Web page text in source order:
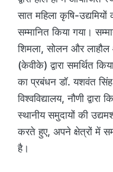
सात महिला कृषि-उद्यमियों
सम्मानित किया गया।
शिमला, सोलन और लाहौल
(केवीके) द्वारा समर्थित
का प्रबंधन डॉ. यशवंत सिंह
विश्वविद्यालय, नौणी
स्थानीय समुदायों की
करते हुए, अपने क्षेत्रों में
है।